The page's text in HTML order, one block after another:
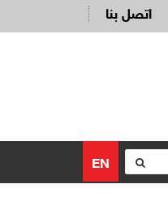
اتصل بنا
EN